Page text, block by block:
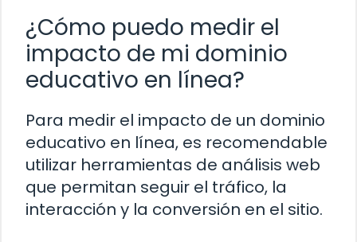
¿Cómo puedo medir el
impacto de mi dominio
educativo en línea?
Para medir el impacto de un dominio
educativo en línea, es recomendable
utilizar herramientas de análisis web
que permitan seguir el tráfico, la
interacción y la conversión en el sitio.